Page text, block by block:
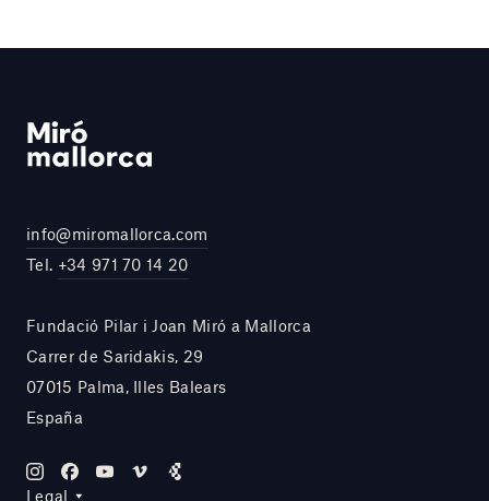
info@miromallorca.com
Tel. +34 971 70 14 20
Fundació Pilar i Joan Miró a Mallorca
Carrer de Saridakis, 29
07015 Palma, Illes Balears
España
Legal